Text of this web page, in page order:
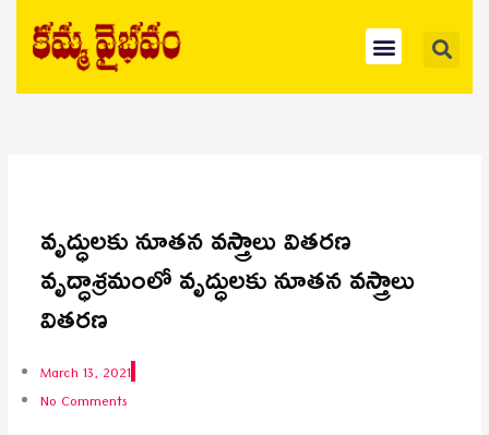
content
Menu
వృద్ధులకు నూతన వస్త్రాలు వితరణ
వృద్ధాశ్రమంలో వృద్ధులకు నూతన వస్త్రాలు
వితరణ
March 13, 2021
No Comments